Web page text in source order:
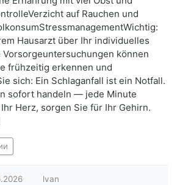
auf Rauchen und
Hausarzt über Ihr individuelles
Vorsorgeuntersuchungen können
frühzeitig erkennen und
sich: Ein Schlaganfall ist ein Notfall.
sofort handeln — jede Minute
Herz, sorgen Sie für Ihr Gehirn.
lvan